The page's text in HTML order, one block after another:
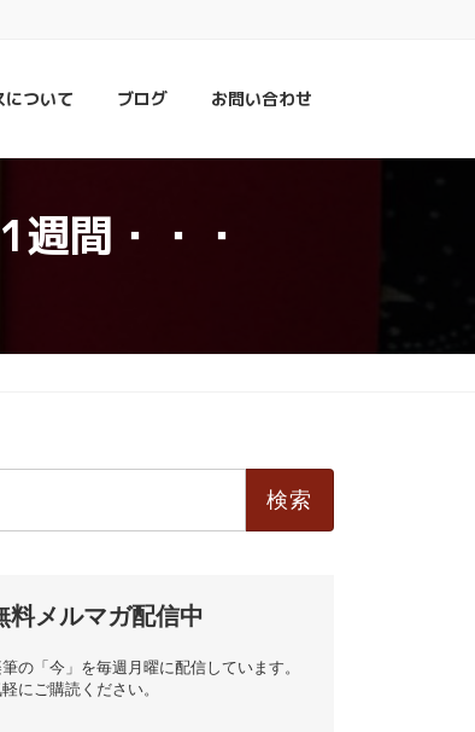
について ブログ お問い合わせ
間・・・
料メルマガ配信中
の「今」を毎週月曜に配信しています。
にご購読ください。